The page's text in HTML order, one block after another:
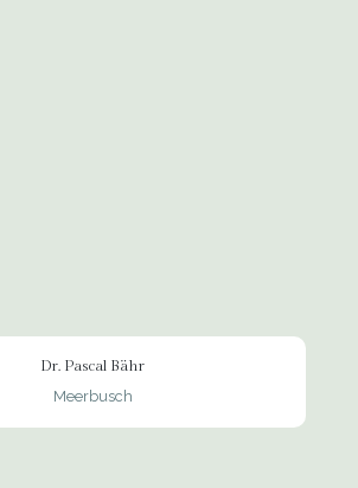
Dr. Pascal Bähr
Meerbusch